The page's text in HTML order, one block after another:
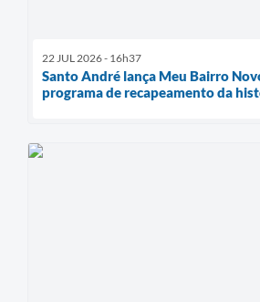
22 JUL 2026 - 16h37
Santo André lança Meu Bairro
programa de recapeamento da